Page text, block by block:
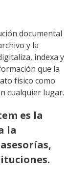
documental
y la
indexa y
que la
físico como
cualquier lugar.
es la
la